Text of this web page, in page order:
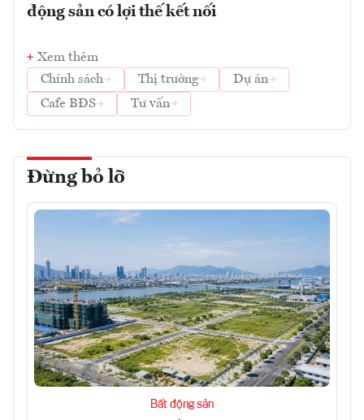
động sản có lợi thế kết nối
Xem thêm
Chính sách
Thị trường
Dự án
Cafe BĐS
Tư vấn
Đừng bỏ lỡ
Bất động sản